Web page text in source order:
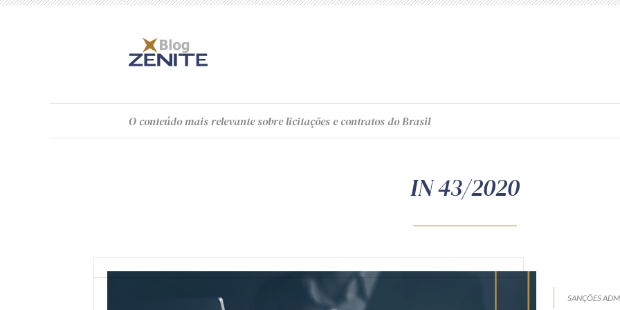
O conteúdomais relevante sobre licitações e contratos do Brasil
IN 43/2020
SANÇÕES